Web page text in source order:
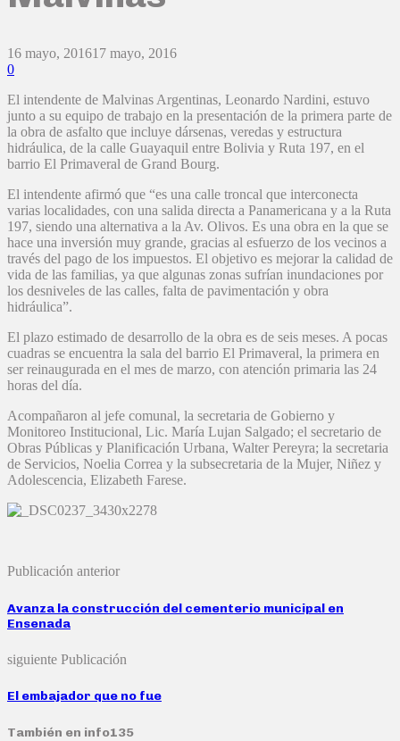
16 mayo, 201617 mayo, 2016
0
El intendente de Malvinas Argentinas, Leonardo Nardini, estuvo
junto a su equipo de trabajo en la presentación de la primera parte de
la obra de asfalto que incluye dársenas, veredas y estructura
hidráulica, de la calle Guayaquil entre Bolivia y Ruta 197, en el
barrio El Primaveral de Grand Bourg.
El intendente afirmó que “es una calle troncal que interconecta
varias localidades, con una salida directa a Panamericana y a la Ruta
197, siendo una alternativa a la Av. Olivos. Es una obra en la que se
hace una inversión muy grande, gracias al esfuerzo de los vecinos a
través del pago de los impuestos. El objetivo es mejorar la calidad de
vida de las familias, ya que algunas zonas sufrían inundaciones por
los desniveles de las calles, falta de pavimentación y obra
hidráulica”.
El plazo estimado de desarrollo de la obra es de seis meses. A pocas
cuadras se encuentra la sala del barrio El Primaveral, la primera en
ser reinaugurada en el mes de marzo, con atención primaria las 24
horas del día.
Acompañaron al jefe comunal, la secretaria de Gobierno y
Monitoreo Institucional, Lic. María Lujan Salgado; el secretario de
Obras Públicas y Planificación Urbana, Walter Pereyra; la secretaria
de Servicios, Noelia Correa y la subsecretaria de la Mujer, Niñez y
Adolescencia, Elizabeth Farese.
Publicación anterior
Avanza la construcción del cementerio municipal en
Ensenada
siguiente Publicación
El embajador que no fue
También en info135